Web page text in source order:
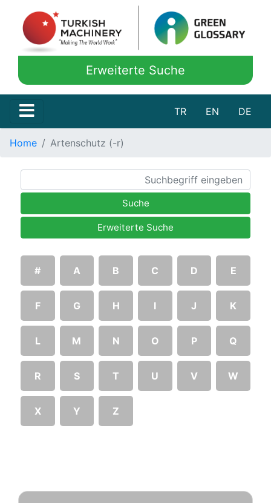
Erweiterte Suche
TR EN DE
Home Artenschutz (-r)
Suche
Erweiterte Suche
# A B C D E
F G H I J K
L M N O P Q
R S T U V W
X Y Z